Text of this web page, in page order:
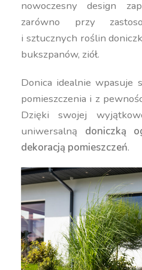
nowoczesny design
zarówno przy
i sztucznych roślin
bukszpanów, ziół.
Donica idealnie wpasuje
pomieszczenia i z
Dzięki swojej
uniwersalną doniczką
dekoracją pomieszczeń.